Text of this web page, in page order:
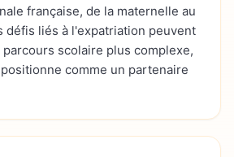
française, de la maternelle au
défis liés à l'expatriation peuvent
scolaire plus complexe,
comme un partenaire